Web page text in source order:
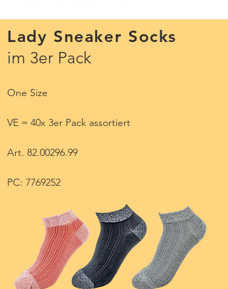
Lady Sneaker Socks
im 3er Pack
One Size
VE = 40x 3er Pack assortiert
Art. 82.00296.99
PC: 7769252